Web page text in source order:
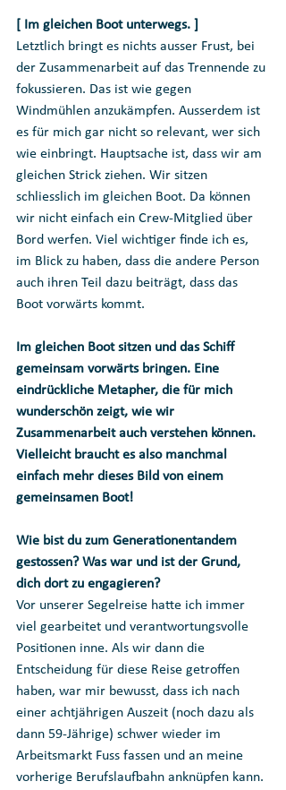
[ Im gleichen Boot unterwegs. ]
Letztlich bringt es nichts ausser Frust, bei
der Zusammenarbeit auf das Trennende zu
fokussieren. Das ist wie gegen
Windmühlen anzukämpfen. Ausserdem ist
es für mich gar nicht so relevant, wer sich
wie einbringt. Hauptsache ist, dass wir am
gleichen Strick ziehen. Wir sitzen
schliesslich im gleichen Boot. Da können
wir nicht einfach ein Crew-Mitglied über
Bord werfen. Viel wichtiger finde ich es,
im Blick zu haben, dass die andere Person
auch ihren Teil dazu beiträgt, dass das
Boot vorwärts kommt.
Im gleichen Boot sitzen und das Schiff
gemeinsam vorwärts bringen. Eine
eindrückliche Metapher, die für mich
wunderschön zeigt, wie wir
Zusammenarbeit auch verstehen können.
Vielleicht braucht es also manchmal
einfach mehr dieses Bild von einem
gemeinsamen Boot!
Wie bist du zum Generationentandem
gestossen? Was war und ist der Grund,
dich dort zu engagieren?
Vor unserer Segelreise hatte ich immer
viel gearbeitet und verantwortungsvolle
Positionen inne. Als wir dann die
Entscheidung für diese Reise getroffen
haben, war mir bewusst, dass ich nach
einer achtjährigen Auszeit (noch dazu als
dann 59-Jährige) schwer wieder im
Arbeitsmarkt Fuss fassen und an meine
vorherige Berufslaufbahn anknüpfen kann.